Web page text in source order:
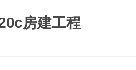
房建工程